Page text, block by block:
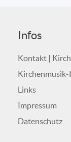
Infos
Kontakt |
Kirchenmusik-
Links
Impressum
Datenschutz